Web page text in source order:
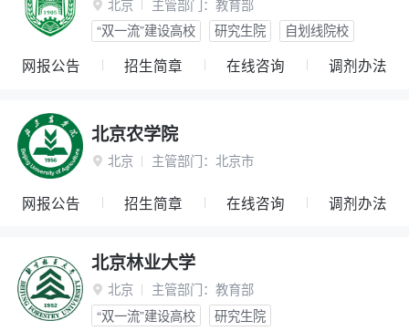
 北京 主管部门： 教育部
“双一流”建设高校
研究生院 自划线院校
网报公告 招生简章 在线咨询 调剂办法
北京农学院
 北京 主管部门： 北京市
网报公告 招生简章 在线咨询 调剂办法
北京林业大学
 北京 主管部门： 教育部
“双一流”建设高校
研究生院